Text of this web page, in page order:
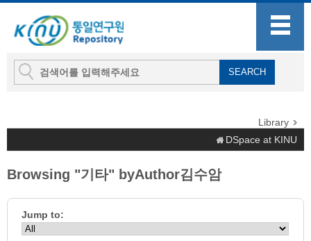
Library
DSpace at KINU
Browsing "기타" byAuthor김수암
Jump to: